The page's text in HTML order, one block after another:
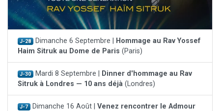
J-28 Dimanche 6 Septembre |
Hommage au Rav Yossef
Haim Sitruk au Dome de Paris (Paris)
J-30 Mardi 8 Septembre |
Dinner d'hommage au Rav
Sitruk à Londres — 10 ans déjà (Londres)
J-7 Dimanche 16 Août | Venez rencontrer le Admour